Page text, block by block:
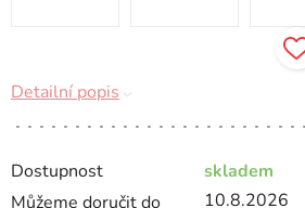
Dostupnost
skladem
Můžeme doručit do
10.8.2026
Detailní popis